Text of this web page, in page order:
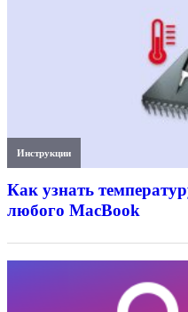
Инструкции
Как узнать
любого MacBook